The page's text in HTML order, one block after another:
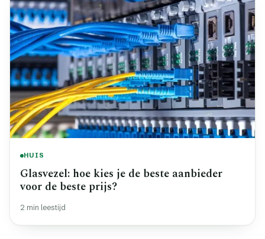
HUIS
Glasvezel: hoe kies je de beste aanbieder
voor de beste prijs?
2 min leestijd